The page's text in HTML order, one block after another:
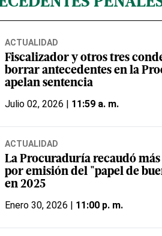
ACTUALIDAD
Fiscalizador y otros tres
borrar antecedentes en la
apelan sentencia
Julio 02, 2026 | 11:59 a. m.
ACTUALIDAD
La Procuraduría recaudó
por emisión del "papel de
en 2025
Enero 30, 2026 | 11:00 p. m.